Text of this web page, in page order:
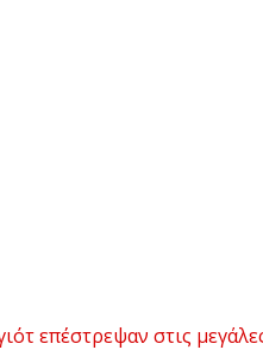
επέστρεψαν στις